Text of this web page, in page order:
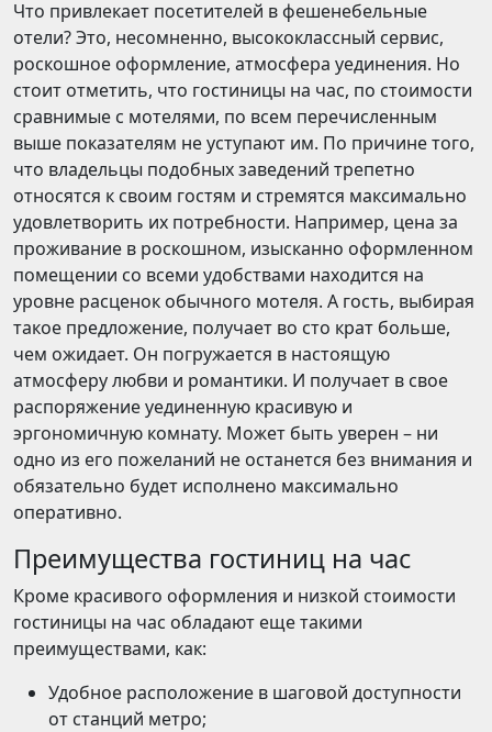
Что привлекает посетителей в фешенебельные
отели? Это, несомненно, высококлассный сервис,
роскошное оформление, атмосфера уединения. Но
стоит отметить, что гостиницы на час, по стоимости
сравнимые с мотелями, по всем перечисленным
выше показателям не уступают им. По причине того,
что владельцы подобных заведений трепетно
относятся к своим гостям и стремятся максимально
удовлетворить их потребности. Например, цена за
проживание в роскошном, изысканно оформленном
помещении со всеми удобствами находится на
уровне расценок обычного мотеля. А гость, выбирая
такое предложение, получает во сто крат больше,
чем ожидает. Он погружается в настоящую
атмосферу любви и романтики. И получает в свое
распоряжение уединенную красивую и
эргономичную комнату. Может быть уверен – ни
одно из его пожеланий не останется без внимания и
обязательно будет исполнено максимально
оперативно.
Преимущества гостиниц на час
Кроме красивого оформления и низкой стоимости
гостиницы на час обладают еще такими
преимуществами, как:
Удобное расположение в шаговой доступности
от станций метро;